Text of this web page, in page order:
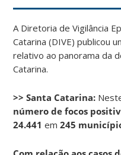
A Diretoria de Vigilância
Catarina (DIVE) publicou
relativo ao panorama da
Catarina.
>> Santa Catarina:
número de focos
24.441 em 245